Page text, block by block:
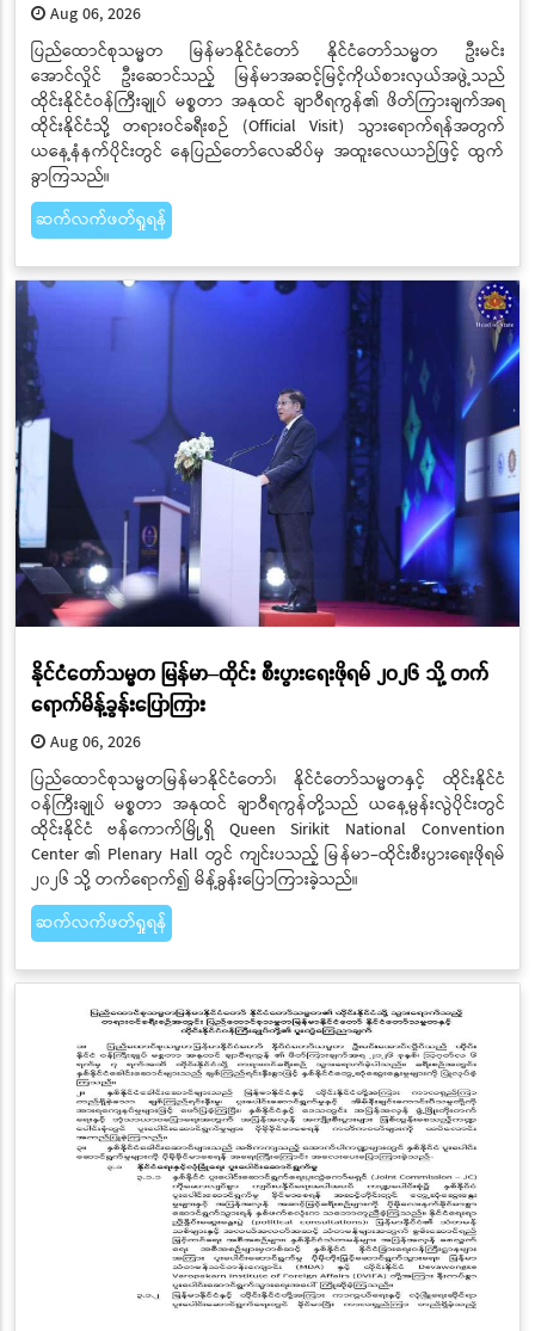
Aug 06, 2026
ပြည်ထောင်စုသမ္မတ မြန်မာနိုင်ငံတော် နိုင်ငံတော်သမ္မတ ဦးမင်း
အောင်လှိုင် ဦးဆောင်သည့် မြန်မာအဆင့်မြင့်ကိုယ်စားလှယ်အဖွဲ့သည်
ထိုင်းနိုင်ငံဝန်ကြီးချုပ် မစ္စတာ အနုထင် ချာဝီရကွန်၏ ဖိတ်ကြားချက်အရ
ထိုင်းနိုင်ငံသို့ တရားဝင်ခရီးစဉ် (Official Visit) သွားရောက်ရန်အတွက်
ယနေ့နံနက်ပိုင်းတွင် နေပြည်တော်လေဆိပ်မှ အထူးလေယာဉ်ဖြင့် ထွက်
ခွာကြသည်။
ဆက်လက်ဖတ်ရှုရန်
နိုင်ငံတော်သမ္မတ မြန်မာ–ထိုင်း စီးပွားရေးဖိုရမ် ၂၀၂၆ သို့ တက်
ရောက်မိန့်ခွန်းပြောကြား
Aug 06, 2026
ပြည်ထောင်စုသမ္မတမြန်မာနိုင်ငံတော်၊ နိုင်ငံတော်သမ္မတနှင့် ထိုင်းနိုင်ငံ
ဝန်ကြီးချုပ် မစ္စတာ အနုထင် ချာဝီရကွန်တို့သည် ယနေ့မွန်းလွဲပိုင်းတွင်
ထိုင်းနိုင်ငံ ဗန်ကောက်မြို့ရှိ Queen Sirikit National Convention
Center ၏ Plenary Hall တွင် ကျင်းပသည့် မြန်မာ–ထိုင်းစီးပွားရေးဖိုရမ်
၂၀၂၆ သို့ တက်ရောက်၍ မိန့်ခွန်းပြောကြားခဲ့သည်။
ဆက်လက်ဖတ်ရှုရန်